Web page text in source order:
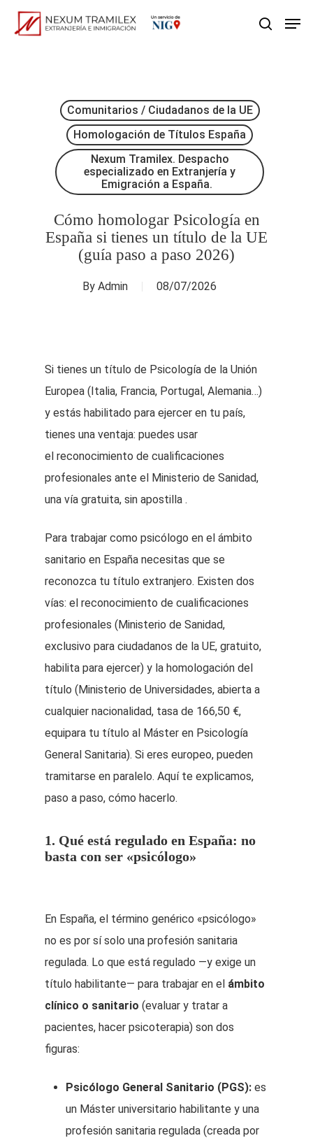
Skip
search
Comunitarios / Ciudadanos de la UE
Homologación de Títulos España
Nexum Tramilex. Despacho
especializado en Extranjería y
Emigración a España.
Cómo homologar Psicología en
España si tienes un título de la UE
(guía paso a paso 2026)
By Admin 08/07/2026
Si tienes un título de Psicología de la Unión
Europea (Italia, Francia, Portugal, Alemania…)
y estás habilitado para ejercer en tu país,
tienes una ventaja: puedes usar
el reconocimiento de cualificaciones
profesionales ante el Ministerio de Sanidad,
una vía gratuita, sin apostilla .
Para trabajar como psicólogo en el ámbito
sanitario en España necesitas que se
reconozca tu título extranjero. Existen dos
vías: el reconocimiento de cualificaciones
profesionales (Ministerio de Sanidad,
exclusivo para ciudadanos de la UE, gratuito,
habilita para ejercer) y la homologación del
título (Ministerio de Universidades, abierta a
cualquier nacionalidad, tasa de 166,50 €,
equipara tu título al Máster en Psicología
General Sanitaria). Si eres europeo, pueden
tramitarse en paralelo. Aquí te explicamos,
paso a paso, cómo hacerlo.
1. Qué está regulado en España: no
basta con ser «psicólogo»
En España, el término genérico «psicólogo»
no es por sí solo una profesión sanitaria
regulada. Lo que está regulado —y exige un
título habilitante— para trabajar en el ámbito
clínico o sanitario (evaluar y tratar a
pacientes, hacer psicoterapia) son dos
figuras:
Psicólogo General Sanitario (PGS): es
un Máster universitario habilitante y una
profesión sanitaria regulada (creada por